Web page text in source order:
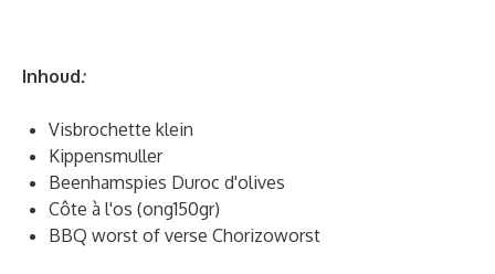
Inhoud:
Visbrochette klein
Kippensmuller
Beenhamspies Duroc d'olives
Côte à l'os (ong150gr)
BBQ worst of verse Chorizoworst